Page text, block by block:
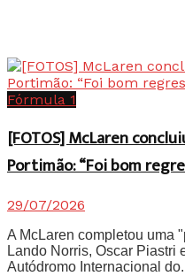
Fórmula 1
[FOTOS] McLaren
Portimão: “Foi bom
29/07/2026
A McLaren completou uma
Lando Norris, Oscar Piastri
Autódromo Internacional